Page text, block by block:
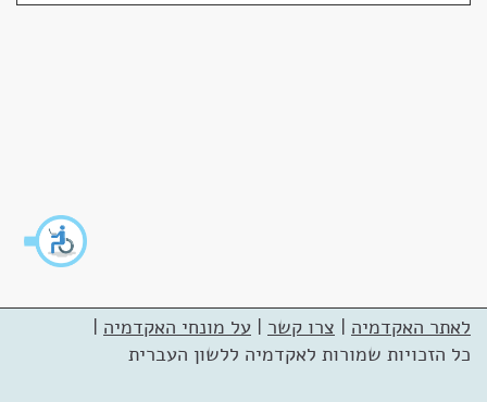
לאתר האקדמיה | צרו קשר | על מונחי האקדמיה |
כל הזכויות שמורות לאקדמיה ללשון העברית